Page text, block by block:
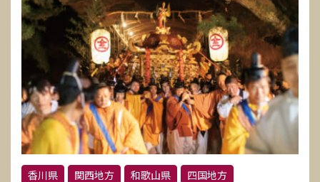
香川県 関西地方 和歌山県 四国地方